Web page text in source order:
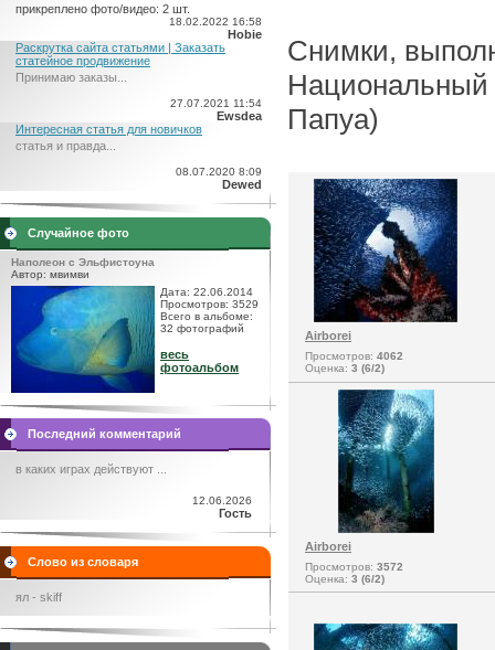
прикреплено фото/видео: 2 шт.
18.02.2022 16:58
Hobie
Раскрутка сайта статьями | Заказать
статейное продвижение
Принимаю заказы...
27.07.2021 11:54
Ewsdea
Интересная статья для новичков
статья и правда...
08.07.2020 8:09
Dewed
Случайное фото
Наполеон с Эльфистоуна
Автор: мвимви
Дата: 22.06.2014
Просмотров: 3529
Всего в альбоме:
32 фотографий
весь
фотоальбом
Последний комментарий
в каких играх действуют ...
12.06.2026
Гость
Слово из словаря
ял - skiff
Снимки,
Национальный
Папуа)
Airborei
Просмотров: 4062
Оценка: 3 (6/2)
Airborei
Просмотров: 3572
Оценка: 3 (6/2)